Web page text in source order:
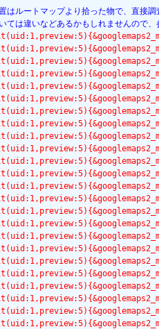
ルートマップより拾った物で、直接調
ては違いなどあるかもしれませんので、